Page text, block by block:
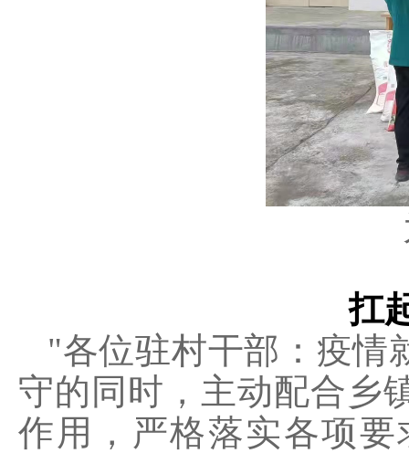
扛
"各位驻村干部：疫情
守的同时，主动配合乡
作用，严格落实各项